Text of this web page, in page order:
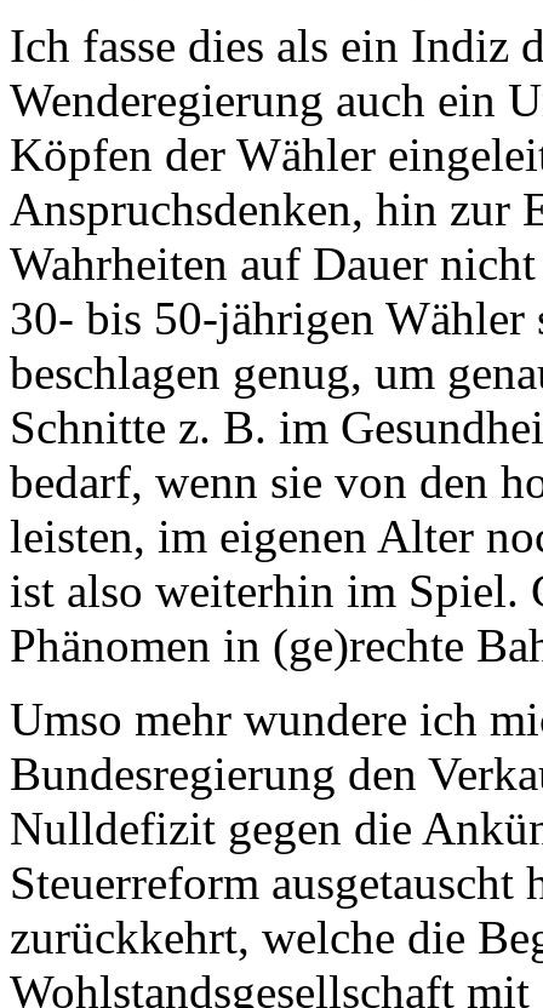
Ich fasse dies als ein Indiz
Wenderegierung auch ein
Köpfen der Wähler
Anspruchsdenken, hin zur
Wahrheiten auf Dauer
30- bis 50-jährigen
beschlagen genug, um
Schnitte z. B. im
bedarf, wenn sie von den
leisten, im eigenen Alter
ist also weiterhin im Spiel.
Phänomen in (ge)rechte
Umso mehr wundere ich
Bundesregierung den
Nulldefizit gegen die
Steuerreform
zurückkehrt, welche die
Wohlstandsgesellschaft